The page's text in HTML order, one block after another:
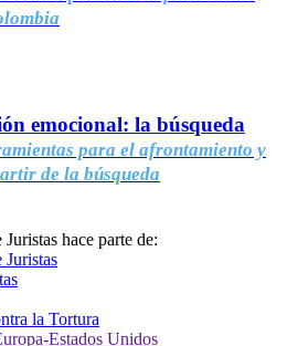
emocional: la búsqueda
para el afrontamiento y
de la búsqueda
hace parte de: